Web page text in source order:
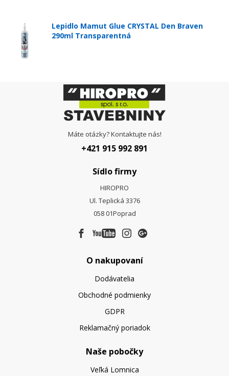
Lepidlo Mamut Glue CRYSTAL Den Braven
290ml Transparentná
Máte otázky? Kontaktujte nás!
+421 915 992 891
Sídlo firmy
HIROPRO
Ul. Teplická 3376
058 01Poprad
O nakupovaní
Dodávatelia
Obchodné podmienky
GDPR
Reklamačný poriadok
Naše pobočky
Veľká Lomnica